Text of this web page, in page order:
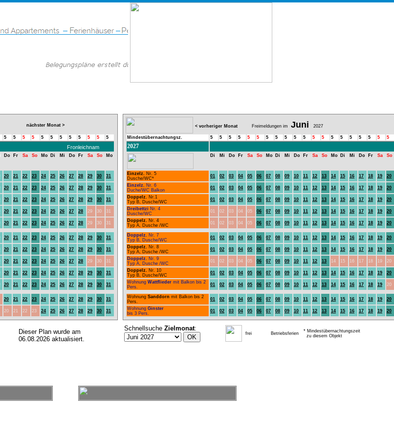
nächster Monat >
5 5 5 5 5 5 5 5 5 5 5 5
Fronleichnam
Do Fr Sa So Mo Di Mi Do Fr Sa So Mo
20 21 22 23 24 25 26 27 28 29 30
31
20 21 22 23 24 25 26 27 28 29 30
31
20 21 22 23 24 25 26 27 28 29 30
31
20 21 22 23 24 25 26 27 28 29 30
31
20 21 22 23 24 25 26 27 28 29 30 31
20 21 22 23 24 25 26 27 28 29 30
31
20 21 22 23 24 25 26 27 28 29 30
31
20 21 22 23 24 25 26 27 28 29 30
31
20 21 22 23 24 25 26 27 28 29 30
31
20 21 22 23 24 25 26 27 28 29 30 31
20 21 22 23 24 25 26 27 28 29 30
31
20 21 22 23 24 25 26 27 28 29 30 31
Dieser Plan wurde am
06.08.2026 aktualisiert.
< vorheriger Monat Freimeldungen im Juni 2027
Mindestübernachtungsz. 5 5 5 5 5 5 5 5 5 5 5 5 5 5 5 5 5 5 5 5
2027
Di Mi Do Fr Sa So Mo Di Mi Do Fr Sa So Mo Di Mi Do Fr Sa So
Einzelz. Nr. 5
Dusche/WC*
01 02 03 04 05 06 07 08 09 10 11 12 13 14 15 16 17 18 19
20
Einzelz. Nr. 6
Duche/WC Balkon
01 02 03 04 05 06 07 08 09 10 11 12 13 14 15 16 17 18 19
20
Doppelz. Nr.1
Typ B, Dusche/WC
01 02 03 04 05 06 07 08 09 10 11 12 13 14 15 16 17 18 19
20
Dreibettzi Nr. 4
Dusche/WC
01 02 03 04 05 06 07 08 09 10 11 12 13 14 15 16 17 18 19
20
Doppelz. Nr. 4
Typ A, Dusche /WC
01 02 03 04 05 06 07 08 09 10 11 12 13 14 15 16 17 18 19 20
Doppelz. Nr. 7
Typ B, Dusche/WC
01 02 03 04 05 06 07 08 09 10 11 12 13 14 15 16 17 18 19
20
Doppelz. Nr. 8
Typ A, Dusche /WC
01 02 03 04 05 06 07 08 09 10 11 12 13 14 15 16 17 18 19
20
Doppelz. Nr. 9
Typ A, Dusche /WC
01 02 03 04 05 06 07 08 09 10 11 12 13 14 15 16 17 18 19
20
Doppelz. Nr. 10
Typ B, Dusche/WC
01 02 03 04 05 06 07 08 09 10 11 12 13 14 15 16 17 18 19
20
Wohnung Wattflieder mit Balkon bis 2
Pers.
01 02 03 04 05 06 07 08 09 10 11 12 13 14 15 16 17 18 19 20
Wohnung Sanddorn mit Balkon bis 2
Pers.
01 02 03 04 05 06 07 08 09 10 11 12 13 14 15 16 17 18 19
20
Wohnung Ginster
bis 3 Pers.
01 02 03 04 05 06 07 08 09 10 11 12 13 14 15 16 17 18 19 20
Schnellsuche Zielmonat:
frei Betriebsferien
* Mindestübernachtungszeit
zu diesem Objekt